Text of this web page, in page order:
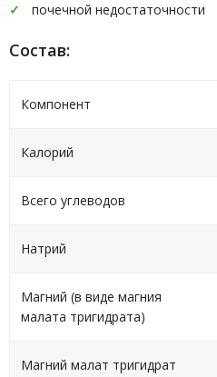
почечной недостаточности
Состав:
Компонент
Калорий
Всего углеводов
Натрий
Магний (в виде магния
малата тригидрата)
Магний малат тригидрат